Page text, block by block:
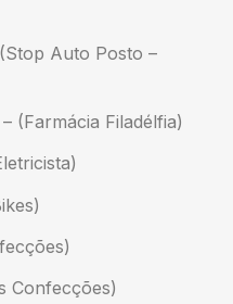
Auto Posto –
(Farmácia Filadélfia)
Confecções)